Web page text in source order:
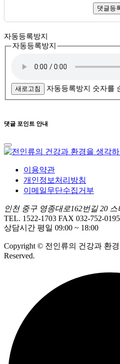
댓글등
자동등록방지
자동등록방지
새로고침 자동등록방지 숫자를
댓글 포인트 안내
이용약관
개인정보처리방침
이메일무단수집거부
인천 중구 영종대로162번길 20
TEL. 1522-1703 FAX 032-752-0195
상담시간 평일 09:00 ~ 18:00
Copyright © 전인류의 건강과 환
Reserved.